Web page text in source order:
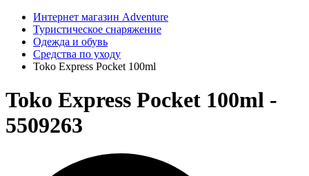
Интернет магазин Adventure
Туристическое снаряжение
Одежда и обувь
Средства по уходу
Toko Express Pocket 100ml
Toko Express Pocket 100ml -
5509263